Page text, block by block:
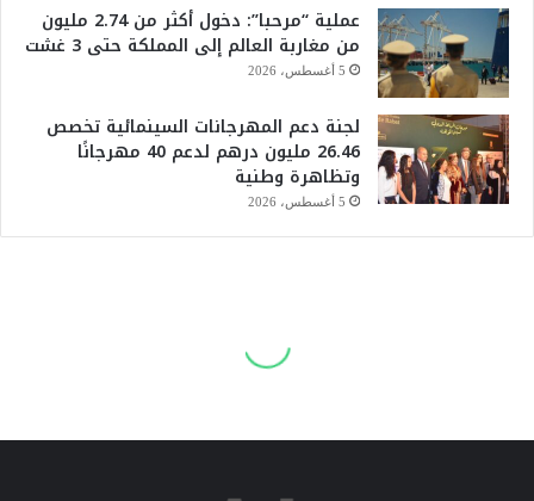
عملية “مرحبا”: دخول أكثر من 2.74 مليون
من مغاربة العالم إلى المملكة حتى 3 غشت
5 أغسطس، 2026
لجنة دعم المهرجانات السينمائية تخصص
26.46 مليون درهم لدعم 40 مهرجانًا
وتظاهرة وطنية
5 أغسطس، 2026